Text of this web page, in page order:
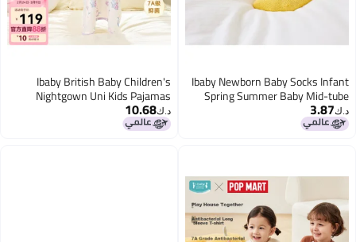
Ibaby Newborn Baby Socks Infant
Spring Summer Baby Mid-tube
Socks Boys Girls Children Doll
Cotton Socks 3 Pairs Pack
د.ك‏3.87
Ibaby British Baby Children's
Nightgown Uni Kids Pajamas
Spring Autumn Long Sleeve One-
piece Sleepwear For Older Children
د.ك‏10.68